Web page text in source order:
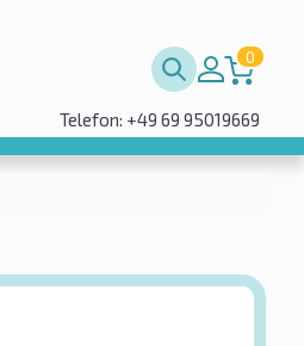
0
Telefon: +49 69 95019669